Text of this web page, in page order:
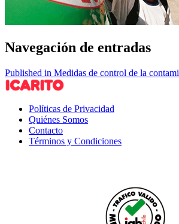
Navegación de entradas
Published in Medidas de control de la
Políticas de Privacidad
Quiénes Somos
Contacto
Términos y Condiciones